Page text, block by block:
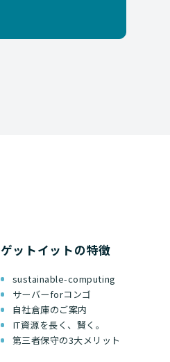
ゲットイットの特徴
sustainable-computing
サーバーforコンゴ
自社倉庫のご案内
IT資源を長く、賢く。
第三者保守の3大メリット